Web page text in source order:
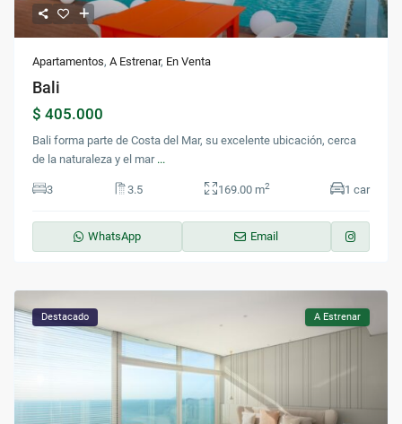
Apartamentos,A Estrenar, En Venta
Bali
$ 405.000
Bali forma parte de Costa del Mar, su excelente ubicación, cerca
de la naturaleza y el mar ...
3 3.5 169.00 m2 1 car
WhatsApp Email
Destacado A Estrenar